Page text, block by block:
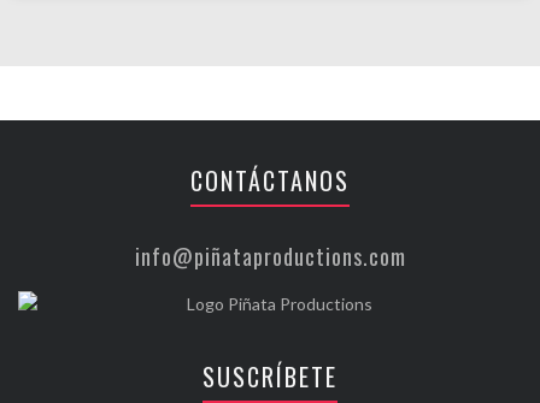
CONTÁCTANOS
info@piñataproductions.com
SUSCRÍBETE